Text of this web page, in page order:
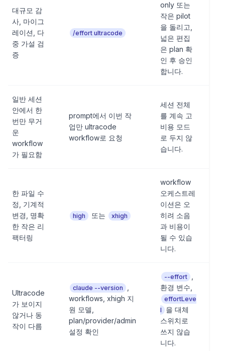
대규모 감
사, 마이그
레이션, 다
중 가설 검
증
/effort ultracode
only 또는
작은 pilot
을 돌리고,
넓은 편집
은 plan 확
인 후 승인
합니다.
일반 세션
안에서 한
번만 무거
운
workflow
가 필요함
prompt에서 이번 작
업만 ultracode
workflow로 요청
세션 전체
를 계속 고
비용 모드
로 두지 않
습니다.
한 파일 수
정, 기계적
변경, 명확
한 작은 리
팩터링
high 또는 xhigh
workflow
오케스트레
이션은 오
히려 소음
과 비용이
될 수 있습
니다.
Ultracode
가 보이지
않거나 동
작이 다름
claude --version
workflows, xhigh 지
원 모델,
plan/provider/admin
설정 확인
--effort
환경 변수,
effortLeve
l
을 대체
스위치로
쓰지 않습
니다.